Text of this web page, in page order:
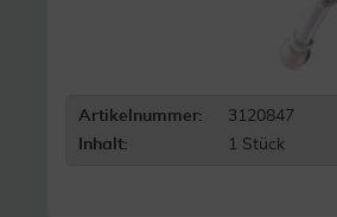
Artikelnummer: 3120847
Inhalt:
1 Stück